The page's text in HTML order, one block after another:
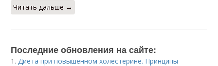
Читать дальше →
Последние обновления на сайте:
1. Диета при повышенном холестерине. Принципы